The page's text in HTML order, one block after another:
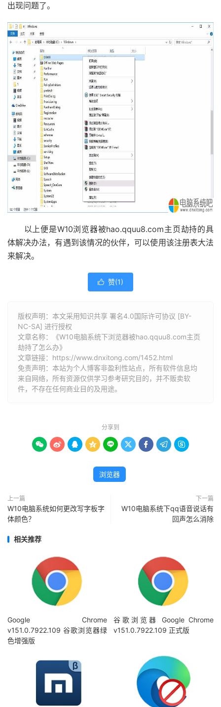
出现问题了。
以上便是W10浏览器被hao.qquu8.com主页劫持的具
体解决办法，有遇到该情况的伙伴，可以使用该注册表大法
来解决。
 赞(1)
版权声明：本文采用知识共享 署名4.0国际许可协议 [BY-
NC-SA] 进行授权
文章名称：《W10电脑系统下浏览器被hao.qquu8.com主页
劫持了怎么办》
文章链接： https://www.dnxitong.com/1452.html
免责声明：本站为个人博客非盈利性站点，所有软件信息均
来自网络，所有资源仅供学习参考研究目的，并不贩卖软
件，不存在任何商业目的及用途。
分享到
        
浏览器
上一篇
W10电脑系统如何更改写字板字
体颜色？
下一篇
W10电脑系统下qq语音说话有
回声怎么消除
相关推荐
Google Chrome
v151.0.7922.109 谷歌浏览器绿
色增强版
谷歌浏览器 Google Chrome
v151.0.7922.109 正式版